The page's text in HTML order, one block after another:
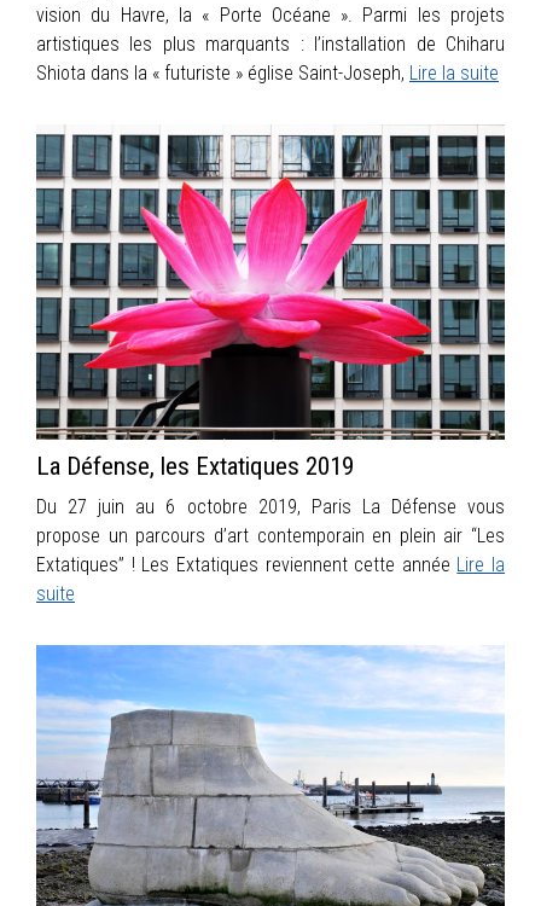
vision du Havre, la « Porte Océane ». Parmi les projets
artistiques les plus marquants : l’installation de Chiharu
Shiota dans la « futuriste » église Saint-Joseph, Lire la suite
La Défense, les Extatiques 2019
Du 27 juin au 6 octobre 2019, Paris La Défense vous
propose un parcours d’art contemporain en plein air “Les
Extatiques” ! Les Extatiques reviennent cette année Lire la
suite